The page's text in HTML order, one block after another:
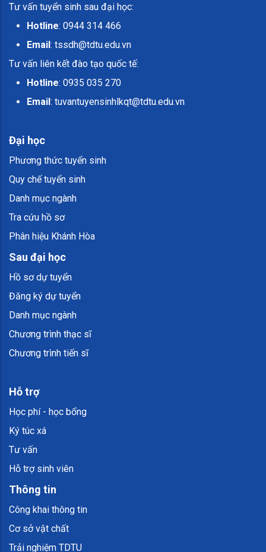
Tư vấn tuyển sinh sau đại học:
Hotline: 0944 314 466
Email: tssdh@tdtu.edu.vn
Tư vấn liên kết đào tạo quốc tế:
Hotline: 0935 035 270
Email: tuvantuyensinhlkqt@tdtu.edu.vn
Đại học
Phương thức tuyển sinh
Quy chế tuyển sinh
Danh mục ngành
Tra cứu hồ sơ
Phân hiệu Khánh Hòa
Sau đại học
Hồ sơ dự tuyển
Đăng ký dự tuyển
Danh mục ngành
Chương trình thạc sĩ
Chương trình tiến sĩ
Hỗ trợ
Học phí - học bổng
Ký túc xá
Tư vấn
Hỗ trợ sinh viên
Thông tin
Công khai thông tin
Cơ sở vật chất
Trải nghiệm TDTU